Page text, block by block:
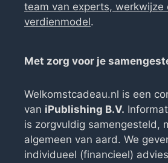
team van experts, werkwijze
verdienmodel.
Met zorg voor je
Welkomstcadeau.nl is een
van iPublishing B.V.
is zorgvuldig samengesteld,
algemeen van aard. We
individueel (financieel)